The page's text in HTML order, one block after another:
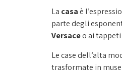
La casaè
parte degli
Versaceo ai
Le case dell’alta
trasformate in